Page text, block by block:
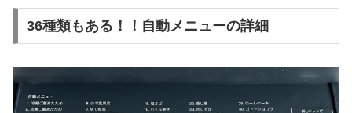
36種類もある！！自動メニューの詳細